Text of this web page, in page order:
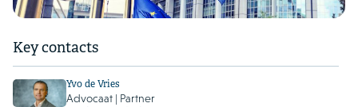
Key contacts
Yvo de Vries
Advocaat | Partner